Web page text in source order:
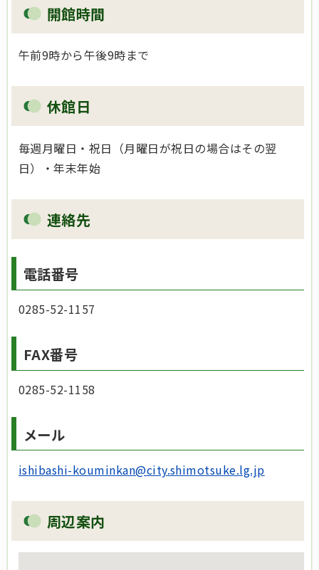
開館時間
午前9時から午後9時まで
休館日
毎週月曜日・祝日（月曜日が祝日の場合はその翌
日）・年末年始
連絡先
電話番号
0285-52-1157
FAX番号
0285-52-1158
メール
ishibashi-kouminkan@city.shimotsuke.lg.jp
周辺案内